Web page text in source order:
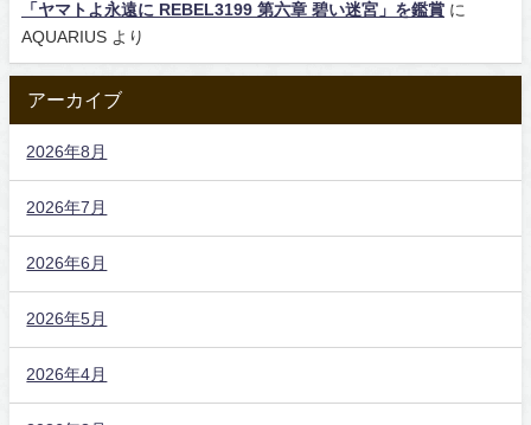
「ヤマトよ永遠に REBEL3199 第六章 碧い迷宮」を鑑賞 に
AQUARIUS より
アーカイブ
2026年8月
2026年7月
2026年6月
2026年5月
2026年4月